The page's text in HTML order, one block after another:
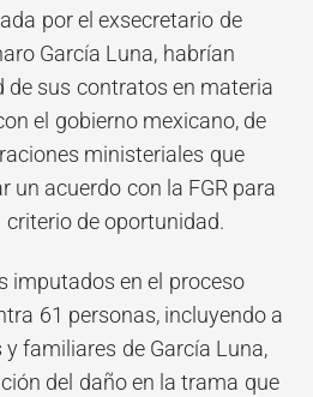
por el exsecretario de
García Luna, habrían
de sus contratos en materia
el gobierno mexicano, de
ministeriales que
un acuerdo con la FGR para
criterio de oportunidad.
imputados en el proceso
61 personas, incluyendo a
familiares de García Luna,
del daño en la trama que